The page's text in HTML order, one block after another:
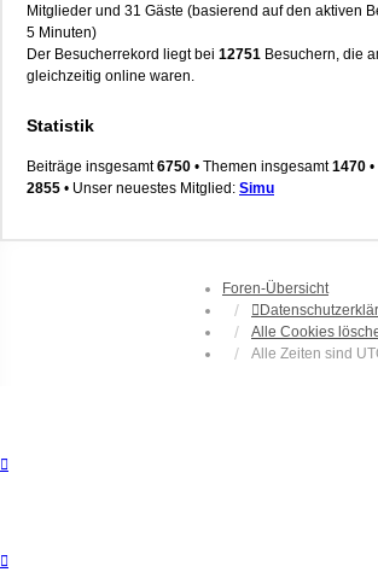
Mitglieder und 31 Gäste (basierend auf den aktiven
5 Minuten)
Der Besucherrekord liegt bei 12751 Besuchern, die
gleichzeitig online waren.
Statistik
Beiträge insgesamt6750 • Themen insgesamt1470
2855 • Unser neuestes Mitglied: Simu
Foren-Übersicht
Alle Cookies
Alle Zeiten sind